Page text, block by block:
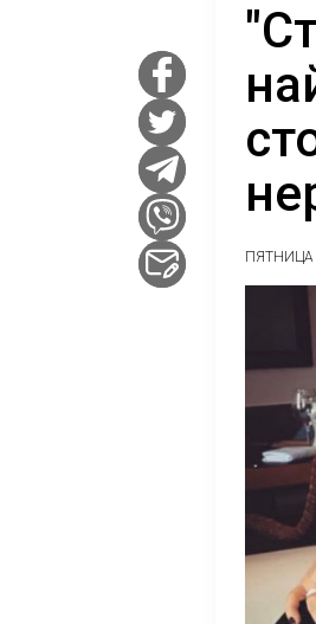
ПЯТНИЦА